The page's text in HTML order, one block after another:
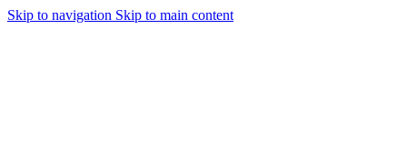
Skip to navigation Skip to main content